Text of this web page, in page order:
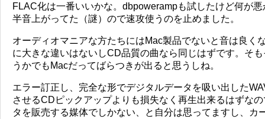
FLAC化は一番いいかな。dbpowerampも試したけど何が
半音上がってた（謎）ので速攻使うのを止めました。
オーディオマニアな方たちにはMac製品でないと音は良く
に大きな違いはないしCD品質の曲なら同じはずです。そ
うかでもMacだってばらつきが出ると思うしね。
エラー訂正し、完全な形でデジタルデータを吸い出した
させるCDピックアップよりも損失なく再生出来るはずな
タを販売する媒体でしかない、と自分は思ってますし、カ